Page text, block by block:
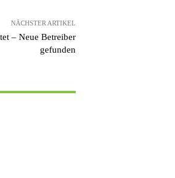
NÄCHSTER ARTIKEL
– Neue Betreiber
gefunden